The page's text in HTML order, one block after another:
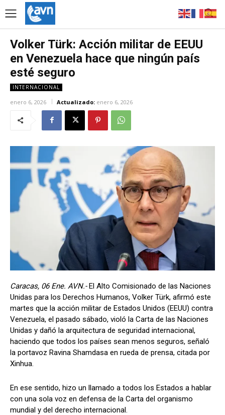
Volker Türk: Acción militar de EEUU
en Venezuela hace que ningún país
esté seguro
INTERNACIONAL
enero 6, 2026 Actualizado: enero 6, 2026
Caracas, 06 Ene. AVN.-El Alto Comisionado de las Naciones
Unidas para los Derechos Humanos, Volker Türk, afirmó este
martes que la acción militar de Estados Unidos (EEUU) contra
Venezuela, el pasado sábado, violó la Carta de las Naciones
Unidas y dañó la arquitectura de seguridad internacional,
haciendo que todos los países sean menos seguros, señaló
la portavoz Ravina Shamdasa en rueda de prensa, citada por
Xinhua.
En ese sentido, hizo un llamado a todos los Estados a hablar
con una sola voz en defensa de la Carta del organismo
mundial y del derecho internacional.